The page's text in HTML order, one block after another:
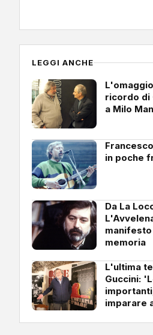
LEGGI ANCHE
ricordo di
a Milo
in poche
Da La
memoria
L'ultima
Guccini:
imparare